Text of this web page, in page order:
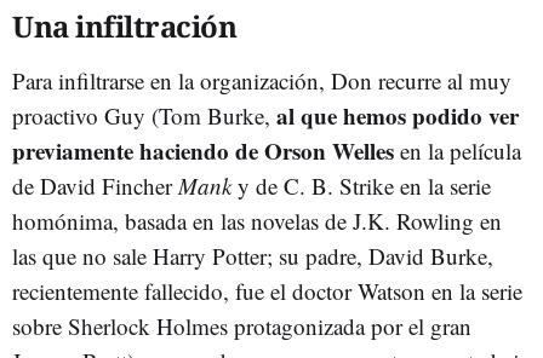
Una infiltración
Para infiltrarse en la organización, Don recurre al muy
proactivo Guy (Tom Burke, al que hemos podido ver
previamente haciendo de Orson Welles en la película
de David Fincher Manky de C. B. Strike en la serie
homónima, basada en las novelas de J.K. Rowling en
las que no sale Harry Potter; su padre, David Burke,
recientemente fallecido, fue el doctor Watson en la serie
sobre Sherlock Holmes protagonizada por el gran